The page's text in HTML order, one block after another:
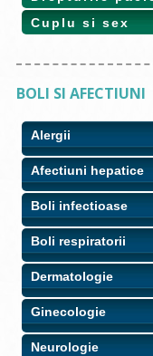
Cuplu si sex
BOLI SI AFECTIUNI
Alergii
Afectiuni hepatice
Boli infectioase
Boli respiratorii
Dermatologie
Ginecologie
Neurologie